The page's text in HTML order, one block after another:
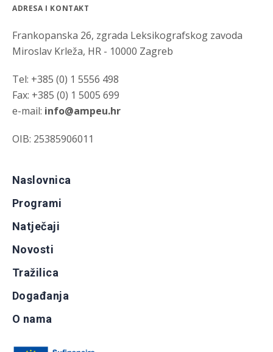
ADRESA I KONTAKT
Frankopanska 26, zgrada Leksikografskog zavoda
Miroslav Krleža, HR - 10000 Zagreb
Tel: +385 (0) 1 5556 498
Fax: +385 (0) 1 5005 699
e-mail: info@ampeu.hr
OIB: 25385906011
Naslovnica
Programi
Natječaji
Novosti
Tražilica
Događanja
O nama